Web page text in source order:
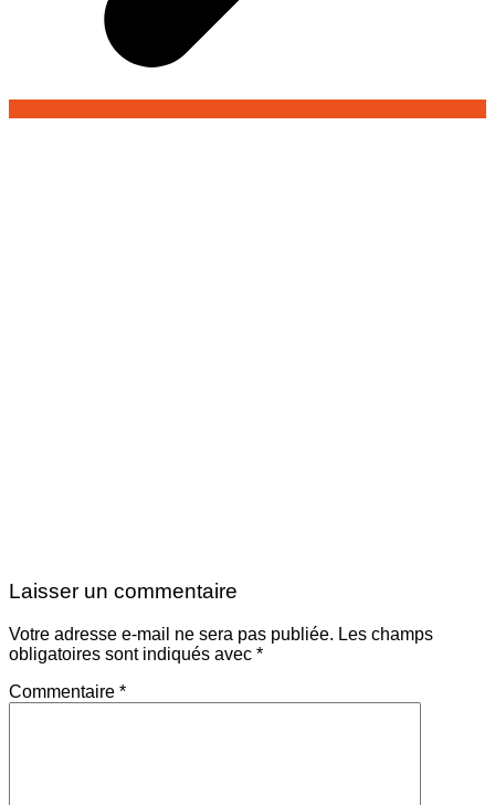
Laisser un commentaire
Votre adresse e-mail ne sera pas publiée. Les champs
obligatoires sont indiqués avec *
Commentaire *